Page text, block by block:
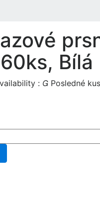
Bílá
: Posledné